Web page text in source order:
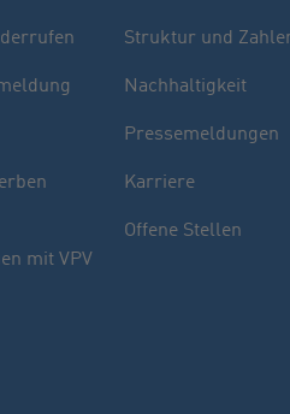
Finden Sie
Sie haben noch
indivuell beraten lassen.
mit VPV
Struktur und
Nachhaltigkeit
Pressemeldungen
Karriere
Offene Stellen